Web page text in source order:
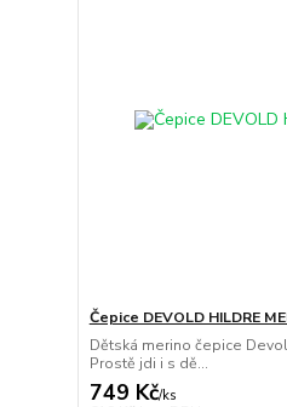
Čepice DEVOLD HILDRE
Dětská merino čepice
Prostě jdi i s dě...
749 Kč/ks